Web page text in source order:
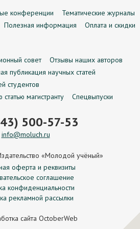
конференции
Тематические журналы
Полезная информация
Оплата и скидки
совет
Отзывы наших авторов
публикация научных статей
студентов
магистранту
Спецвыпуски
500-57-53
info@moluch.ru
«Молодой учёный»
оферта и реквизиты
соглашение
конфиденциальности
рекламной рассылки
сайта OctoberWeb